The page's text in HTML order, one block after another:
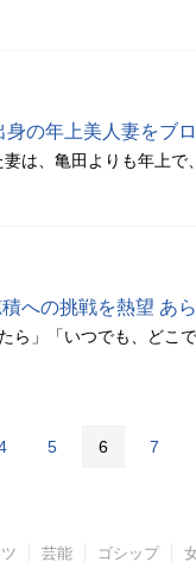
の年上美人妻をブ
は、亀田よりも年上で
への挑戦を熱望 あ
ら」「いつでも、どこ
5 6 7
芸能 ゴシップ